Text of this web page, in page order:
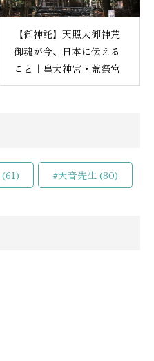
【御神託】天照大御神荒
御魂が今、日本に伝える
こと｜皇大神宮・荒祭宮
(61) #天音先生 (80)